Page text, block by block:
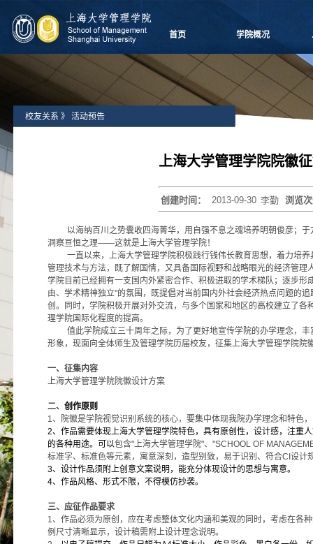
首页 学院概况
学院愿景
院长致辞
学院介绍
党群组织
学院制度
学院视频
校友关系 》 活动预告
上海大学管理学院院徽
创建时间： 2013-09-30 李勤 浏览
以海纳百川之势囊收四海菁华，用自强不息之魂培养明朝俊彦；
洞察亘恒之理——这就是上海大学管理学院！
一直以来，上海大学管理学院积极践行钱伟长教育思想，着力培
管理技术与方法，既了解国情，又具备国际视野和战略眼光的经济管理
学院目前已经拥有一支国内外紧密合作、积极进取的学术梯队；逐步形
由、学术精神独立"的氛围，既提倡对当前国内外社会经济热点问题的
创。同时，学院积极开展对外交流，与多个国家和地区的高校建立了各
理学院国际化程度的提高。
值此学院成立三十周年之际，为了更好地宣传学院的办学理念，
形象，现面向全体师生及管理学院历届校友，征集上海大学管理学院院
一、 征集内容
上海大学管理学院院徽设计方案
二、 创作原则
1、院徽是学院视觉识别系统的核心，要集中体现我院办学理念和特色，
2、作品需要体现上海大学管理学院特色，具有原创性，设计感，注重
的各种用途。可以包含"上海大学管理学院"、"SCHOOL OF
标准字、标准色等元素，寓意深刻，造型别致，易于识别、符合CI设计
3、设计作品须附上创意文案说明，能充分体现设计的思想与寓意。
4、作品风格、形式不限，不得模仿抄袭。
三、 应征作品要求
1、 作品必须为原创， 应在考虑整体文化内涵和美观的同时，考虑在各
例尺寸清晰显示， 设计稿需附上设计理念说明。